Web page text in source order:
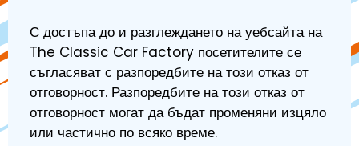
С достъпа до и разглеждането на уебсайта на
The Classic Car Factory посетителите се
съгласяват с разпоредбите на този отказ от
отговорност. Разпоредбите на този отказ от
отговорност могат да бъдат променяни изцяло
или частично по всяко време.